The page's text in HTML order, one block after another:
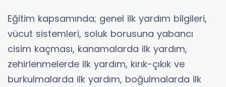
Eğitim kapsamında; genel ilk yardım bilgileri,
vücut sistemleri, soluk borusuna yabancı
cisim kaçması, kanamalarda ilk yardım,
zehirlenmelerde ilk yardım, kırık-çıkık ve
burkulmalarda ilk yardım, boğulmalarda ilk